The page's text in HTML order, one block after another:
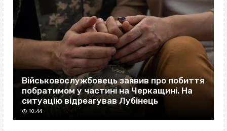
Військовослужбовець заявив про побиття
побратимом у частині на Черкащині. На
ситуацію відреагував Лубінець
10:44